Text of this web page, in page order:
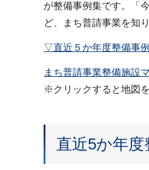
が整備事例集です。「
ど、まち普請事業を知
▽直近５か年度整備事例
まち普請事業整備施設
※クリックすると地図
直近5か年度